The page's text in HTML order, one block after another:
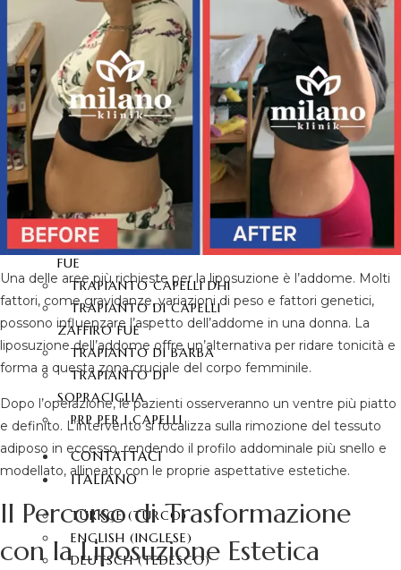
FACCETTE DI
PORCELLANA
FACCETTE DENTALI
IMPIANTI DENTALI
SBIANCAMENTO DEI
DENTI
TRAPIANTO DI
TRAPIANTO DI CAPELLI
TRAPIANTO DI CAPELLI
FUE
TRAPIANTO CAPELLI DHI
TRAPIANTO DI CAPELLI
ZAFFIRO FUE
TRAPIANTO DI BARBA
TRAPIANTO DI
SOPRACIGLIA
PRP PER I CAPELLI
CONTATTACI
ITALIANO
TÜRKÇE(TURCO)
ENGLISH (INGLESE)
DEUTSCH(TEDESCO)
Una delle aree più richieste per la liposuzione è l’addome. Molti
fattori, come gravidanze, variazioni di peso e fattori genetici,
possono influenzare l’aspetto dell’addome in una donna. La
liposuzione dell’addome offre un’alternativa per ridare tonicità e
forma a questa zona cruciale del corpo femminile.
Dopo l’operazione, le pazienti osserveranno un ventre più piatto
e definito. L’intervento si focalizza sulla rimozione del tessuto
adiposo in eccesso, rendendo il profilo addominale più snello e
modellato, allineato con le proprie aspettative estetiche.
Il Percorso di Trasformazione
con la Liposuzione Estetica